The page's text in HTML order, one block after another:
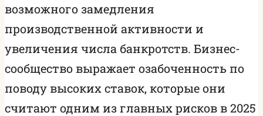
возможного замедления
производственной активности и
увеличения числа банкротств. Бизнес-
сообщество выражает озабоченность по
поводу высоких ставок, которые они
считают одним из главных рисков в 2025